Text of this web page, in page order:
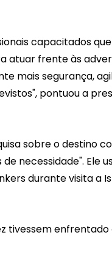
capacitados que
atuar frente às
mais segurança,
pontuou a
sobre o destino
necessidade". Ele
durante visita a
tivessem